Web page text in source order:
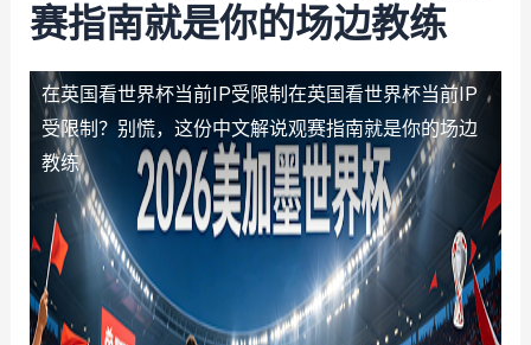
赛指南就是你的场边教练
在英国看世界杯当前IP受限制 在英国看世界杯当前IP
受限制？别慌，这份中文解说观赛指南就是你的场边
教练